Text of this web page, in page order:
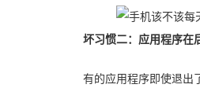
坏习惯二： 应用程序在
有的应用程序即使退出